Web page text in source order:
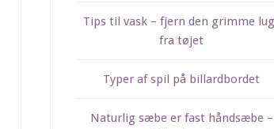
Tips til vask – fjern den grimme
fra tøjet
Typer af spil på billardbordet
Naturlig sæbe er fast håndsæbe –